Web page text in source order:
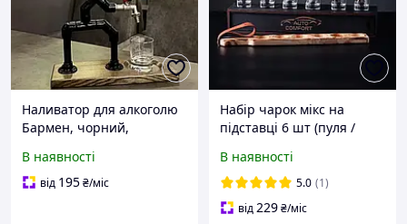
Наливатор для алкоголю
Бармен, чорний,
В наявності
від 195₴/міс
Набір чарок мікс на
підставці 6 шт (пуля /
подарунковій упаковці
В наявності
5.0 (1)
від229₴/міс